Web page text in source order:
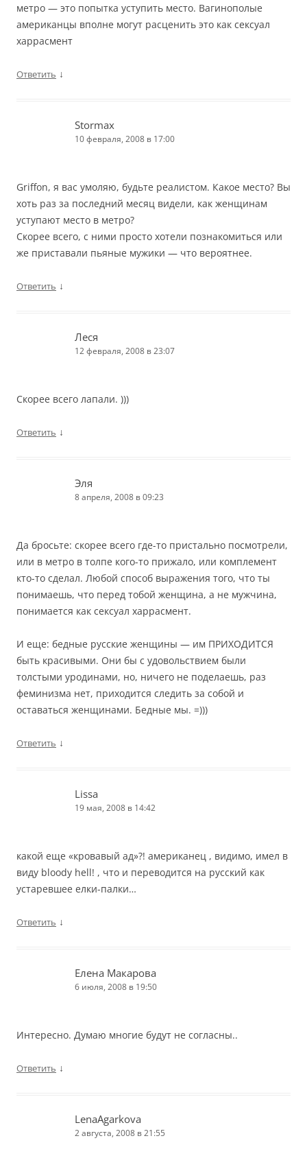
метро — это попытка уступить место. Вагинополые
американцы вполне могут расценить это как сексуал
харрасмент
Ответить ↓
Stormax
10 февраля, 2008 в 17:00
Griffon, я вас умоляю, будьте реалистом. Какое место? Вы
хоть раз за последний месяц видели, как женщинам
уступают место в метро?
Скорее всего, с ними просто хотели познакомиться или
же приставали пьяные мужики — что вероятнее.
Ответить ↓
Леся
12 февраля, 2008 в 23:07
Скорее всего лапали. )))
Ответить ↓
Эля
8 апреля, 2008 в 09:23
Да бросьте: скорее всего где-то пристально посмотрели,
или в метро в толпе кого-то прижало, или комплемент
кто-то сделал. Любой способ выражения того, что ты
понимаешь, что перед тобой женщина, а не мужчина,
понимается как сексуал харрасмент.
И еще: бедные русские женщины — им ПРИХОДИТСЯ
быть красивыми. Они бы с удовольствием были
толстыми уродинами, но, ничего не поделаешь, раз
феминизма нет, приходится следить за собой и
оставаться женщинами. Бедные мы. =)))
Ответить ↓
Lissa
19 мая, 2008 в 14:42
какой еще «кровавый ад»?! американец , видимо, имел в
виду bloody hell! , что и переводится на русский как
устаревшее елки-палки…
Ответить ↓
Елена Макарова
6 июля, 2008 в 19:50
Интересно. Думаю многие будут не согласны..
Ответить ↓
LenaAgarkova
2 августа, 2008 в 21:55